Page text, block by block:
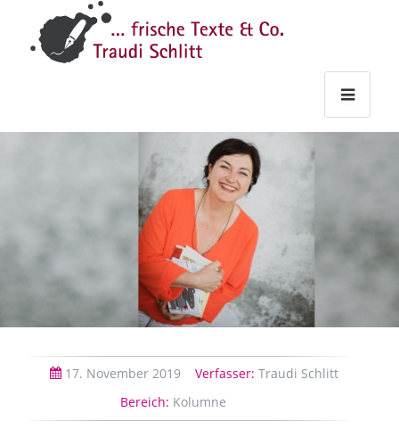
Texte
17. November 2019 Verfasser: Traudi Schlitt
Bereich: Kolumne